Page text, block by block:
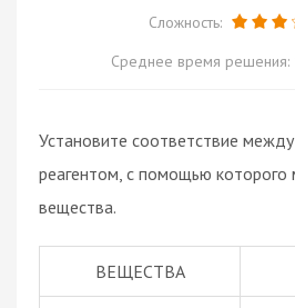
Сложность:
Среднее время решения:
Установите соответствие
реагентом, с помощью которого
вещества.
ВЕЩЕСТВА